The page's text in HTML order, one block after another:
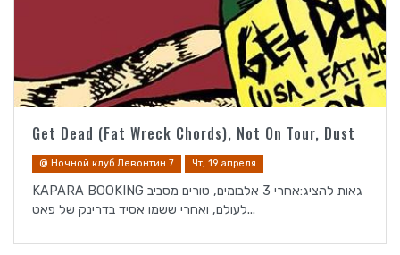
Get Dead (Fat Wreck Chords), Not On Tour, Dust
@ Ночной клуб Левонтин 7 Чт, 19 апреля
KAPARA BOOKING גאות להציג:אחרי 3 אלבומים, טורים מסביב
לעולם, ואחרי ששמו אסיד בדרינק של פאט...